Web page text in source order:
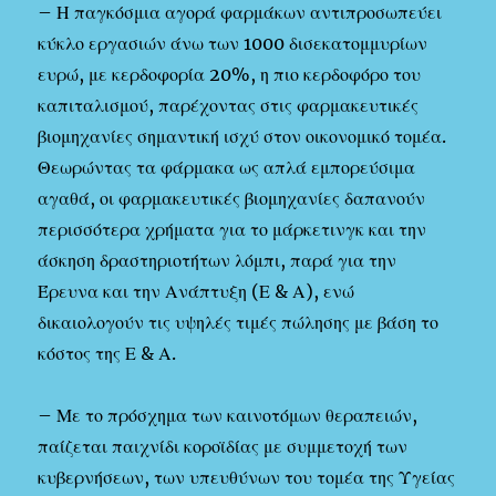
– Η παγκόσμια αγορά φαρμάκων αντιπροσωπεύει
κύκλο εργασιών άνω των 1000 δισεκατομμυρίων
ευρώ, με κερδοφορία 20%, η πιο κερδοφόρο του
καπιταλισμού, παρέχοντας στις φαρμακευτικές
βιομηχανίες σημαντική ισχύ στον οικονομικό τομέα.
Θεωρώντας τα φάρμακα ως απλά εμπορεύσιμα
αγαθά, οι φαρμακευτικές βιομηχανίες δαπανούν
περισσότερα χρήματα για το μάρκετινγκ και την
άσκηση δραστηριοτήτων λόμπι, παρά για την
Έρευνα και την Ανάπτυξη (Ε & Α), ενώ
δικαιολογούν τις υψηλές τιμές πώλησης με βάση το
κόστος της Ε & Α.
– Με το πρόσχημα των καινοτόμων θεραπειών,
παίζεται παιχνίδι κοροϊδίας με συμμετοχή των
κυβερνήσεων, των υπευθύνων του τομέα της Υγείας